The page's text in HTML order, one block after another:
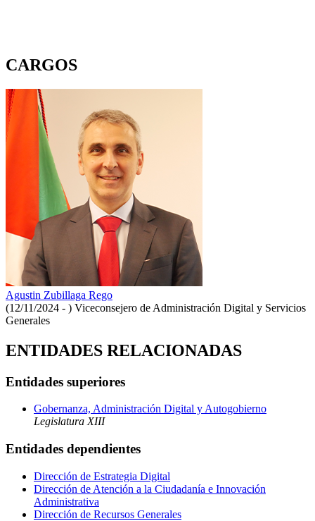
CARGOS
Agustin Zubillaga Rego
(12/11/2024 - ) Viceconsejero de Administración Digital y Servicios
Generales
ENTIDADES RELACIONADAS
Entidades superiores
Gobernanza, Administración Digital y Autogobierno
Legislatura XIII
Entidades dependientes
Dirección de Estrategia Digital
Dirección de Atención a la Ciudadanía e Innovación
Administrativa
Dirección de Recursos Generales